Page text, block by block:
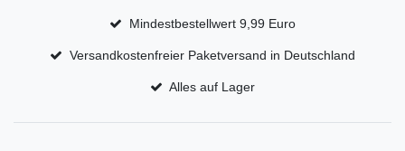
Mindestbestellwert 9,99 Euro
Versandkostenfreier Paketversand in Deutschland
Alles auf Lager